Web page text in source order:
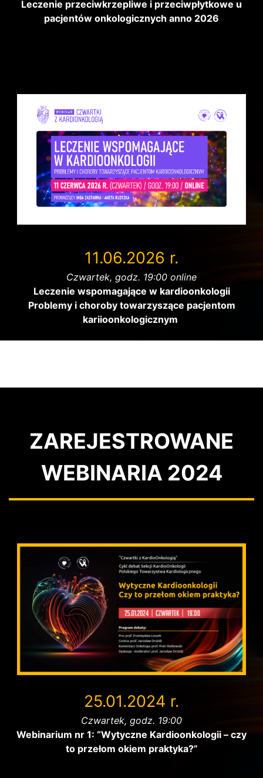
Leczenie przeciwkrzepliwe i przeciwpłytkowe u
pacjentów onkologicznych anno 2026
11.06.2026 r.
Czwartek, godz. 19:00 online
Leczenie wspomagające w kardioonkologii
Problemy i choroby towarzyszące pacjentom
kariioonkologicznym
ZAREJESTROWANE
WEBINARIA 2024
25.01.2024 r.
Czwartek, godz. 19:00
Webinarium nr 1: “Wytyczne Kardioonkologii – czy
to przełom okiem praktyka?”